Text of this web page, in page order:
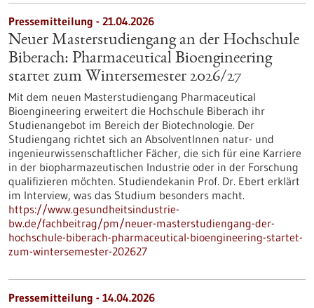
Pressemitteilung - 21.04.2026
Neuer Masterstudiengang an der Hochschule
Biberach: Pharmaceutical Bioengineering
startet zum Wintersemester 2026/27
Mit dem neuen Masterstudiengang Pharmaceutical
Bioengineering erweitert die Hochschule Biberach ihr
Studienangebot im Bereich der Biotechnologie. Der
Studiengang richtet sich an AbsolventInnen natur- und
ingenieurwissenschaftlicher Fächer, die sich für eine Karriere
in der biopharmazeutischen Industrie oder in der Forschung
qualifizieren möchten. Studiendekanin Prof. Dr. Ebert erklärt
im Interview, was das Studium besonders macht.
https://www.gesundheitsindustrie-
bw.de/fachbeitrag/pm/neuer-masterstudiengang-der-
hochschule-biberach-pharmaceutical-bioengineering-startet-
zum-wintersemester-202627
Pressemitteilung - 14.04.2026